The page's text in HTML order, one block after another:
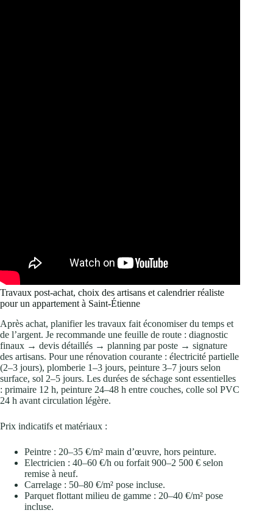
Travaux post‑achat, choix des artisans et calendrier réaliste
pour un appartement à Saint‑Étienne
Après achat, planifier les travaux fait économiser du temps et
de l’argent. Je recommande une feuille de route : diagnostic
finaux → devis détaillés → planning par poste → signature
des artisans. Pour une rénovation courante : électricité partielle
(2–3 jours), plomberie 1–3 jours, peinture 3–7 jours selon
surface, sol 2–5 jours. Les durées de séchage sont essentielles
: primaire 12 h, peinture 24–48 h entre couches, colle sol PVC
24 h avant circulation légère.
Prix indicatifs et matériaux :
Peintre : 20–35 €/m² main d’œuvre, hors peinture.
Electricien : 40–60 €/h ou forfait 900–2 500 € selon
remise à neuf.
Carrelage : 50–80 €/m² pose incluse.
Parquet flottant milieu de gamme : 20–40 €/m² pose
incluse.